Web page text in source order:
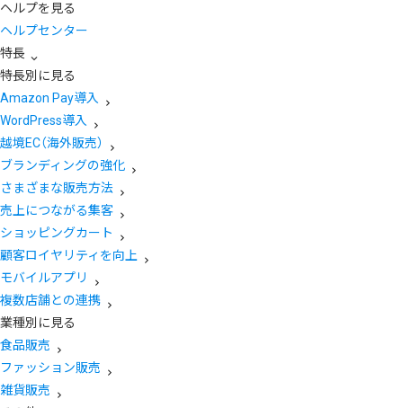
ヘルプを見る
ヘルプセンター
特長
特長別に見る
Amazon Pay導入
WordPress導入
越境EC（海外販売）
ブランディングの強化
さまざまな販売方法
売上につながる集客
ショッピングカート
顧客ロイヤリティを向上
モバイルアプリ
複数店舗との連携
業種別に見る
食品販売
ファッション販売
雑貨販売